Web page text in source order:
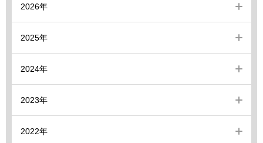
2026年
2025年
2024年
2023年
2022年